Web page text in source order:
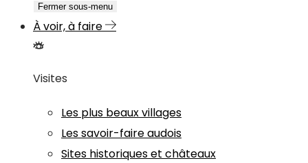
Fermer sous-menu
À voir, à faire
Visites
Les plus beaux villages
Les savoir-faire audois
Sites historiques et châteaux